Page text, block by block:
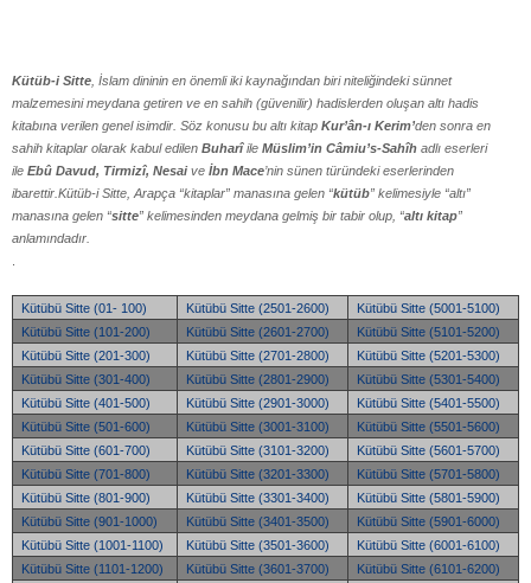
Kütüb-i Sitte , İslam dininin en önemli iki kaynağından biri niteliğindeki sünnet
malzemesini meydana getiren ve en sahih (güvenilir) hadislerden oluşan altı hadis
kitabına verilen genel isimdir. Söz konusu bu altı kitap Kur’ân-ı Kerim’den sonra en
sahih kitaplar olarak kabul edilen Buharîile Müslim’in Câmiu’s-Sahîh adlı eserleri
ile Ebû Davud, Tirmizî, Nesaive İbn Mace’nin sünen türündeki eserlerinden
ibarettir.Kütüb-i Sitte, Arapça “kitaplar” manasına gelen “kütüb” kelimesiyle “altı”
manasına gelen “sitte” kelimesinden meydana gelmiş bir tabir olup, “altı kitap”
anlamındadır.
Kütübü Sitte (01- 100) Kütübü Sitte (2501-2600)
Kütübü Sitte (5001-5100)
Kütübü Sitte (101-200)
Kütübü Sitte (2601-2700)
Kütübü Sitte (5101-5200)
Kütübü Sitte (201-300)
Kütübü Sitte (2701-2800)
Kütübü Sitte (5201-5300)
Kütübü Sitte (301-400)
Kütübü Sitte (2801-2900)
Kütübü Sitte (5301-5400)
Kütübü Sitte (401-500)
Kütübü Sitte (2901-3000)
Kütübü Sitte (5401-5500)
Kütübü Sitte (501-600)
Kütübü Sitte (3001-3100)
Kütübü Sitte (5501-5600)
Kütübü Sitte (601-700)
Kütübü Sitte (3101-3200)
Kütübü Sitte (5601-5700)
Kütübü Sitte (701-800)
Kütübü Sitte (3201-3300)
Kütübü Sitte (5701-5800)
Kütübü Sitte (801-900)
Kütübü Sitte (3301-3400)
Kütübü Sitte (5801-5900)
Kütübü Sitte (901-1000)
Kütübü Sitte (3401-3500)
Kütübü Sitte (5901-6000)
Kütübü Sitte (1001-1100)
Kütübü Sitte (3501-3600)
Kütübü Sitte (6001-6100)
Kütübü Sitte (1101-1200)
Kütübü Sitte (3601-3700)
Kütübü Sitte (6101-6200)